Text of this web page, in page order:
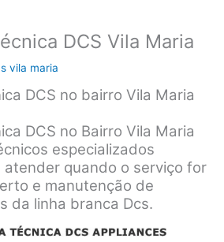
DCS Vila Maria
vila maria
DCS no bairro Vila Maria
DCS no Bairro Vila Maria
especializados
atender quando o serviço for
e manutenção de
da linha branca Dcs.